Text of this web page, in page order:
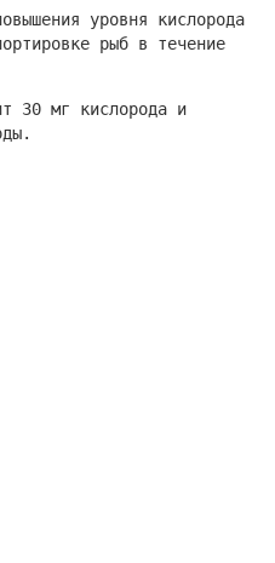
уровня кислорода
рыб в течение
30 мг кислорода и